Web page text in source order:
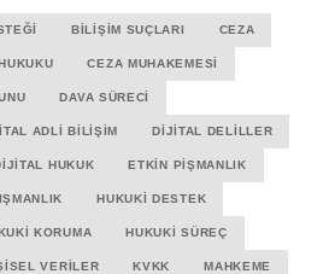
BILIŞIM SUÇLARI CEZA
CEZA MUHAKEMESI
DAVA SÜRECI
ADLI BILIŞIM DIJITAL DELILLER
HUKUK ETKIN PIŞMANLIK
HUKUKI DESTEK
KORUMA HUKUKI SÜREÇ
VERILER KVKK MAHKEME